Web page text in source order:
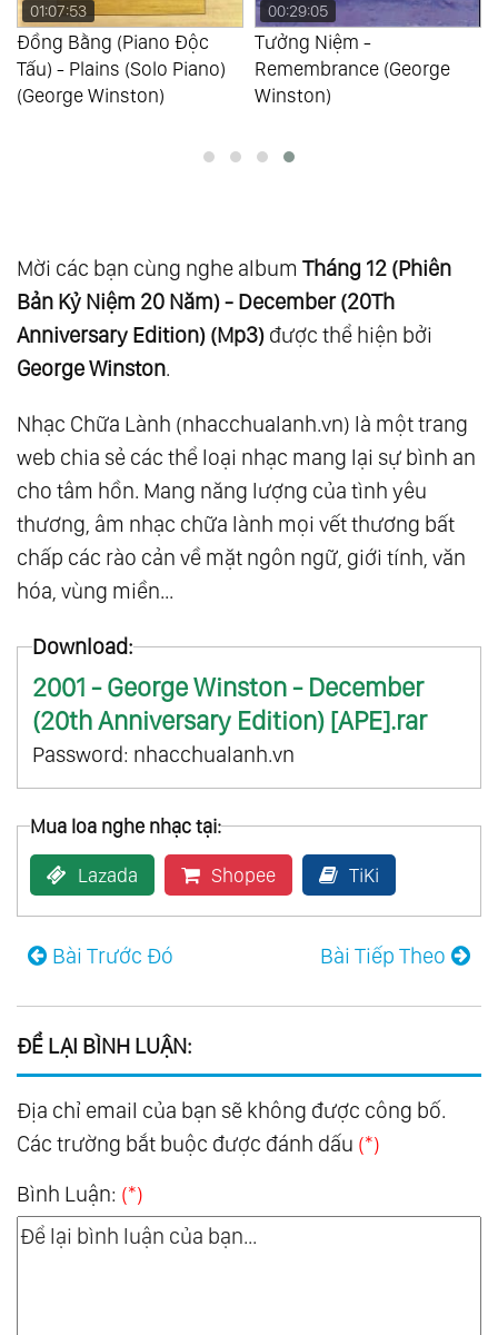
01:07:53
Đồng Bằng (Piano Độc
Tấu) - Plains (Solo Piano)
(George Winston)
00:29:05
Tưởng Niệm -
Remembrance (George
Winston)
Mời các bạn cùng nghe album Tháng 12 (Phiên
Bản Kỷ Niệm 20 Năm) - December (20Th
Anniversary Edition) (Mp3) được thể hiện bởi
George Winston.
Nhạc Chữa Lành (nhacchualanh.vn) là một trang
web chia sẻ các thể loại nhạc mang lại sự bình an
cho tâm hồn. Mang năng lượng của tình yêu
thương, âm nhạc chữa lành mọi vết thương bất
chấp các rào cản về mặt ngôn ngữ, giới tính, văn
hóa, vùng miền...
Download:
2001 - George Winston - December
(20th Anniversary Edition) [APE].rar
Password: nhacchualanh.vn
Mua loa nghe nhạc tại:
Lazada Shopee TiKi
Bài Trước Đó Bài Tiếp Theo
ĐỂ LẠI BÌNH LUẬN:
Địa chỉ email của bạn sẽ không được công bố.
Các trường bắt buộc được đánh dấu (*)
Bình Luận: (*)